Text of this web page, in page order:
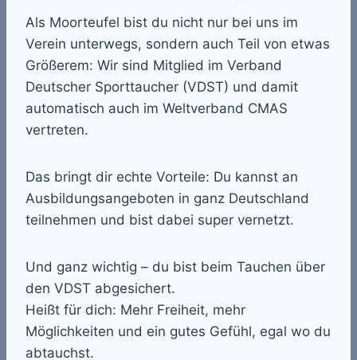
Als Moorteufel bist du nicht nur bei uns im
Verein unterwegs, sondern auch Teil von etwas
Größerem: Wir sind Mitglied im Verband
Deutscher Sporttaucher (VDST) und damit
automatisch auch im Weltverband CMAS
vertreten.
Das bringt dir echte Vorteile: Du kannst an
Ausbildungsangeboten in ganz Deutschland
teilnehmen und bist dabei super vernetzt.
Und ganz wichtig – du bist beim Tauchen über
den VDST abgesichert.
Heißt für dich: Mehr Freiheit, mehr
Möglichkeiten und ein gutes Gefühl, egal wo du
abtauchst.